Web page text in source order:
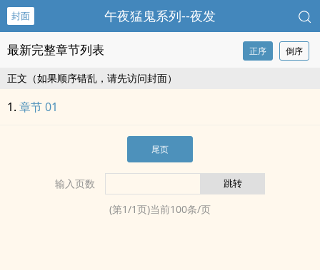
封面 午夜猛鬼系列--夜发
最新完整章节列表 正序 倒序
正文（如果顺序错乱，请先访问封面）
章节 01
尾页
输入页数
(第1/1页)当前100条/页